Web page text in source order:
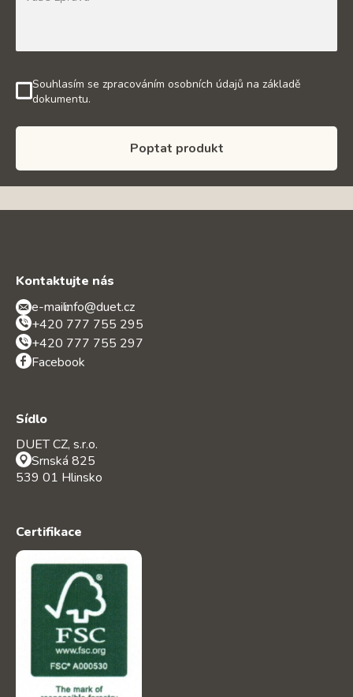
Souhlasím se zpracováním osobních údajů na základě
dokumentu.
Poptat produkt
Kontaktujte nás
e-mail:info@duet.cz
+420 777 755 295
+420 777 755 297
Facebook
Sídlo
DUET CZ, s.r.o.
Srnská 825
539 01 Hlinsko
Certifikace